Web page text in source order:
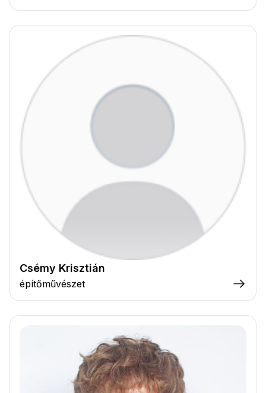
Csémy Krisztián
építőművészet